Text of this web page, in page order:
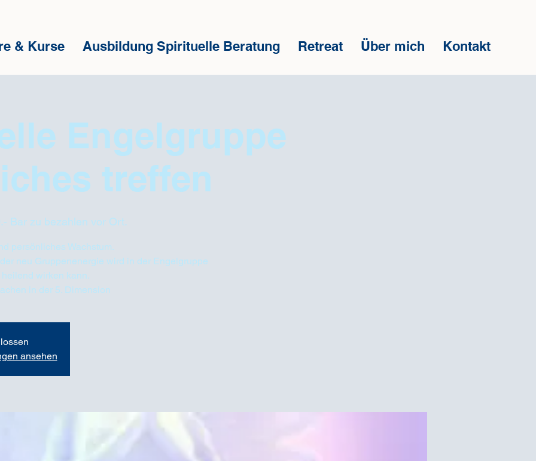
& Kurse Ausbildung Spirituelle Beratung Retreat Über mich Kontakt
Engelgruppe
treffen
Bar zu bezahlen vor Ort.
persönliches Wachstum.
neu Gruppenenergie wird in der Engelgruppe
wirken kann.
in der 5. Dimension
ansehen